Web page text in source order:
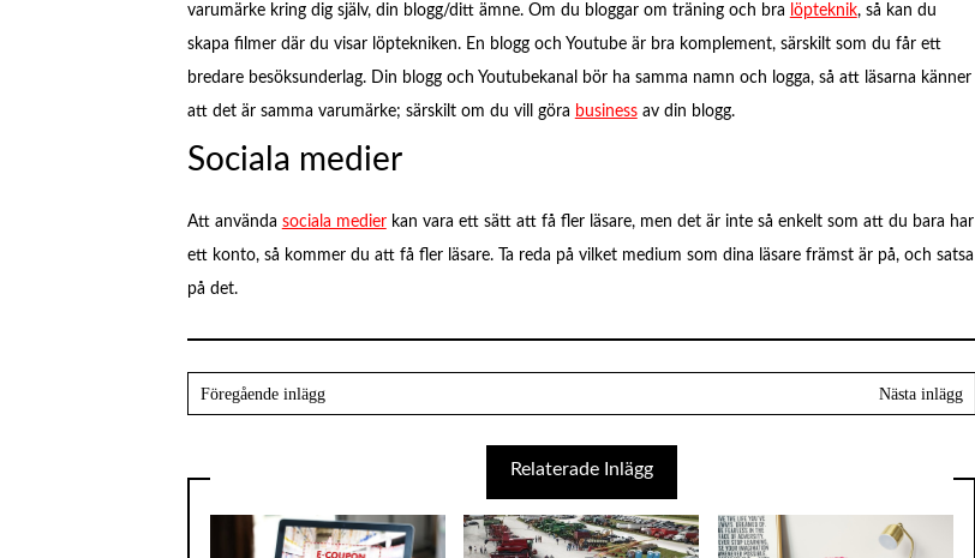
varumärke kring dig själv, din blogg/ditt ämne. Om du bloggar om träning och bra löpteknik, så kan du
skapa filmer där du visar löptekniken. En blogg och Youtube är bra komplement, särskilt som du får ett
bredare besöksunderlag. Din blogg och Youtubekanal bör ha samma namn och logga, så att läsarna känner
att det är samma varumärke; särskilt om du vill göra businessav din blogg.
Sociala medier
Att använda sociala medierkan vara ett sätt att få fler läsare, men det är inte så enkelt som att du bara har
ett konto, så kommer du att få fler läsare. Ta reda på vilket medium som dina läsare främst är på, och satsa
på det.